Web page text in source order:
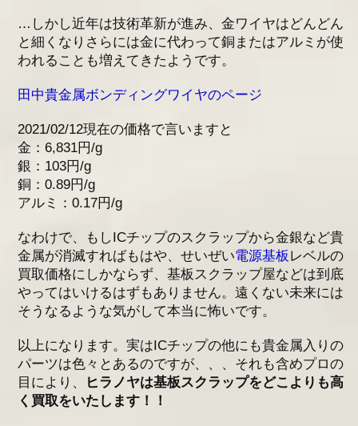
…しかし近年は技術革新が進み、金ワイヤはどんどん
と細くなりさらには金に代わって銅またはアルミが使
われることも増えてきたようです。
田中貴金属ボンディングワイヤのページ
2021/02/12現在の価格で言いますと
金：6,831円/g
銀：103円/g
銅：0.89円/g
アルミ：0.17円/g
なわけで、もしICチップのスクラップから金銀など貴
金属が消滅すればもはや、せいぜい電源基板 レベルの
買取価格にしかならず、基板スクラップ屋などは到底
やってはいけるはずもありません。遠くない未来には
そうなるような気がして本当に怖いです。
以上になります。実はICチップの他にも貴金属入りの
パーツは色々とあるのですが、、、それも含めプロの
目により、
ヒラノヤは基板スクラップをどこよりも高
く買取をいたします！！